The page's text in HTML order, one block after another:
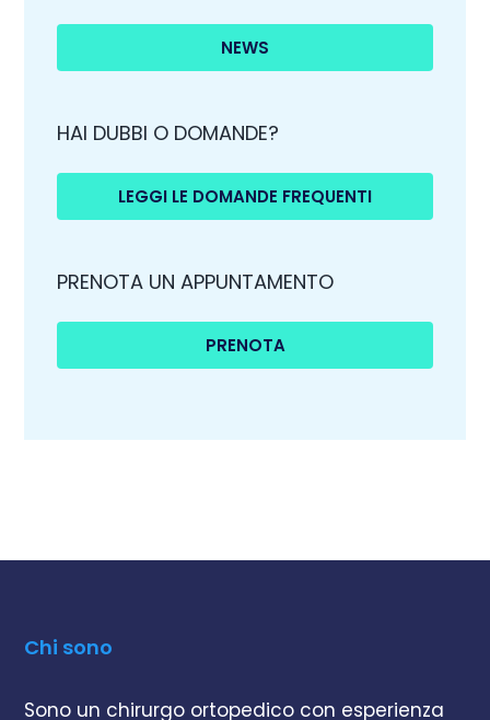
NEWS
HAI DUBBI O DOMANDE?
LEGGI LE DOMANDE FREQUENTI
PRENOTA UN APPUNTAMENTO
PRENOTA
Chi sono
Sono un chirurgo ortopedico con esperienza